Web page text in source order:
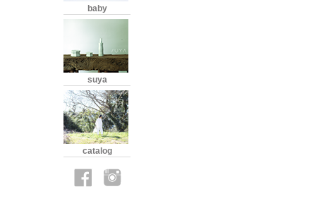
baby
suya
catalog